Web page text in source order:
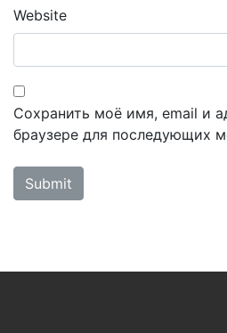
Website
Сохранить моё имя, email и
браузере для последующих